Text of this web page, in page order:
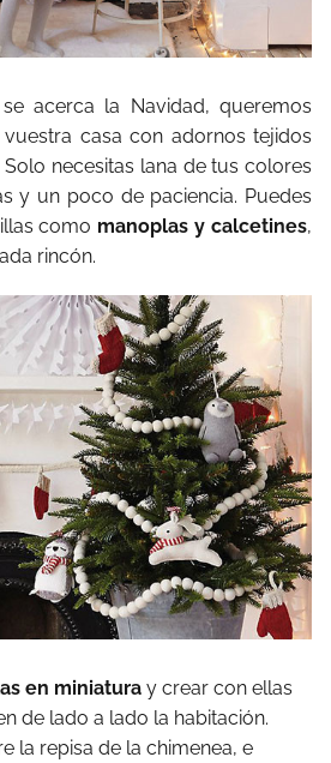
acerca la Navidad, queremos
casa con adornos tejidos
necesitas lana de tus colores
y un poco de paciencia. Puedes
como manoplas y calcetines,
rincón.
en miniatura y crear con ellas
de lado a lado la habitación.
la repisa de la chimenea, e